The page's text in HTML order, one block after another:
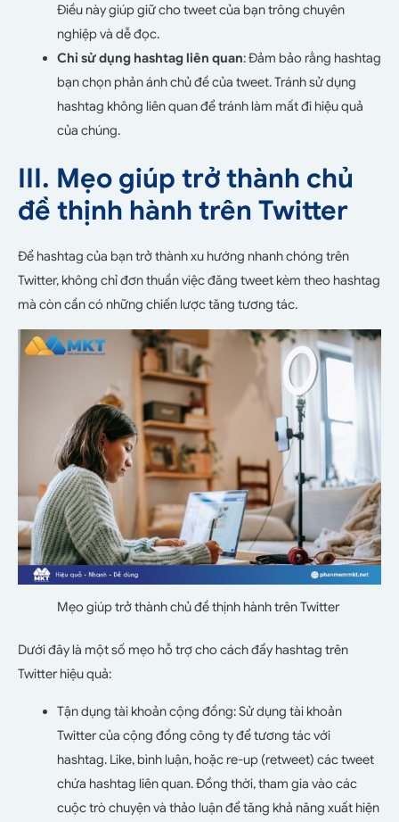
Điều này giúp giữ cho tweet của bạn trông chuyên
nghiệp và dễ đọc.
Chỉ sử dụng hashtag liên quan: Đảm bảo rằng hashtag
bạn chọn phản ánh chủ đề của tweet. Tránh sử dụng
hashtag không liên quan để tránh làm mất đi hiệu quả
của chúng.
III. Mẹo giúp trở thành chủ
đề thịnh hành trên Twitter
Để hashtag của bạn trở thành xu hướng nhanh chóng trên
Twitter, không chỉ đơn thuần việc đăng tweet kèm theo hashtag
mà còn cần có những chiến lược tăng tương tác.
Mẹo giúp trở thành chủ đề thịnh hành trên Twitter
Dưới đây là một số mẹo hỗ trợ cho cách đẩy hashtag trên
Twitter hiệu quả:
Tận dụng tài khoản cộng đồng: Sử dụng tài khoản
Twitter của cộng đồng công ty để tương tác với
hashtag. Like, bình luận, hoặc re-up (retweet) các tweet
chứa hashtag liên quan. Đồng thời, tham gia vào các
cuộc trò chuyện và thảo luận để tăng khả năng xuất hiện